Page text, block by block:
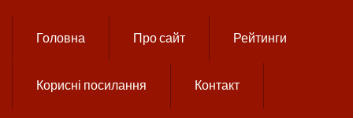
Головна Про сайт Рейтинги
Корисні посилання Контакт